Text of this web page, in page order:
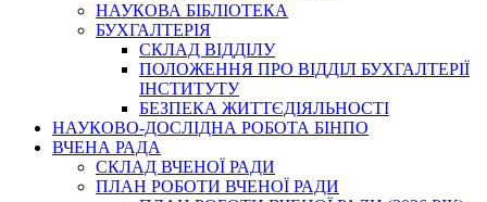
НАУКОВА БІБЛІОТЕКА
БУХГАЛТЕРІЯ
СКЛАД ВІДДІЛУ
ПОЛОЖЕННЯ ПРО ВІДДІЛ БУХГАЛТЕРІЇ
ІНСТИТУТУ
БЕЗПЕКА ЖИТТЄДІЯЛЬНОСТІ
НАУКОВО-ДОСЛІДНА РОБОТА БІНПО
ВЧЕНА РАДА
СКЛАД ВЧЕНОЇ РАДИ
ПЛАН РОБОТИ ВЧЕНОЇ РАДИ